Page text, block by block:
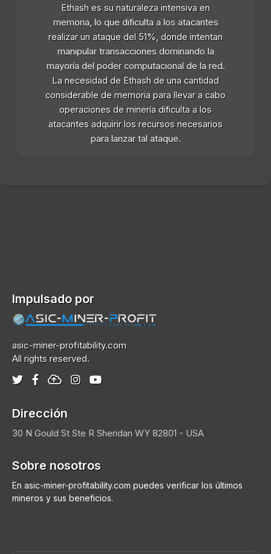
Ethash es su naturaleza intensiva en
memoria, lo que dificulta a los atacantes
realizar un ataque del 51%, donde intentan
manipular transacciones dominando la
mayoría del poder computacional de la red.
La necesidad de Ethash de una cantidad
considerable de memoria para llevar a cabo
operaciones de minería dificulta a los
atacantes adquirir los recursos necesarios
para lanzar tal ataque.
Impulsado por
asic-miner-profitability.com
All rights reserved.
Dirección
30 N Gould St Ste R Sheridan WY 82801 - USA
Sobre nosotros
En asic-miner-profitability.com puedes verificar los últimos
mineros y sus beneficios.